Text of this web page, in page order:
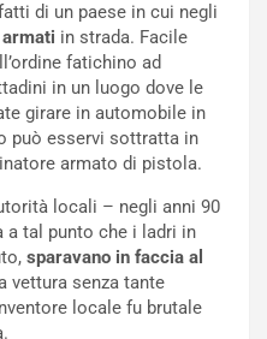
di un paese in cui negli
in strada. Facile
fatichino ad
in un luogo dove le
girare in automobile in
può esservi sottratta in
armato di pistola.
locali – negli anni 90
a tal punto che i ladri in
sparavano in faccia al
vettura senza tante
locale fu brutale